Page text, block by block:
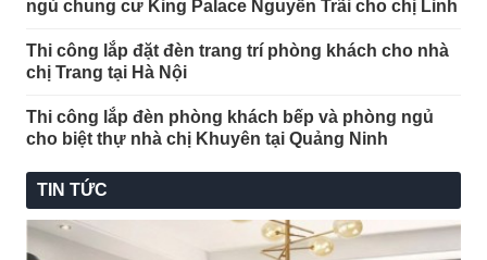
ngủ chung cư King Palace Nguyễn Trãi cho chị Linh
Thi công lắp đặt đèn trang trí phòng khách cho nhà
chị Trang tại Hà Nội
Thi công lắp đèn phòng khách bếp và phòng ngủ
cho biệt thự nhà chị Khuyên tại Quảng Ninh
TIN TỨC